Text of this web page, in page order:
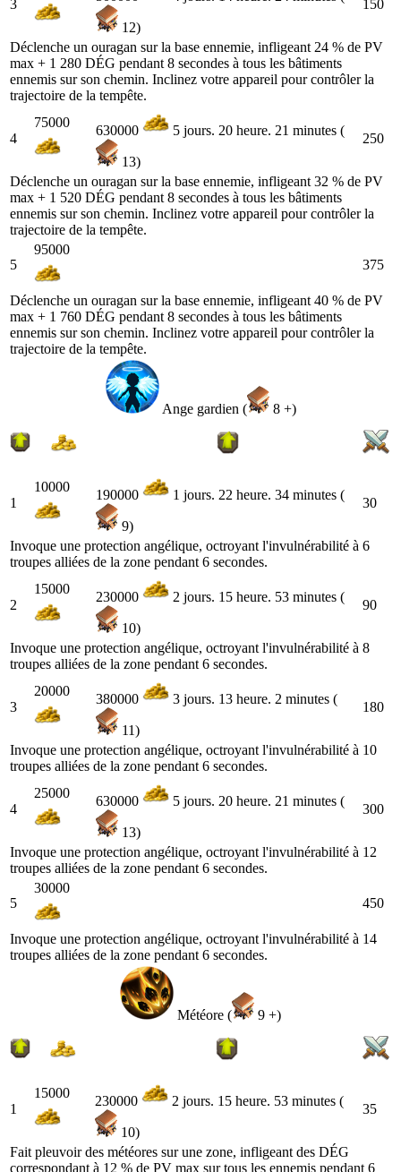
3
12)
150
Déclenche un ouragan sur la base ennemie, infligeant 24 % de PV
max + 1 280 DÉG pendant 8 secondes à tous les bâtiments
ennemis sur son chemin. Inclinez votre appareil pour contrôler la
trajectoire de la tempête.
4
75000
630000 5 jours. 20 heure. 21 minutes (
13)
250
Déclenche un ouragan sur la base ennemie, infligeant 32 % de PV
max + 1 520 DÉG pendant 8 secondes à tous les bâtiments
ennemis sur son chemin. Inclinez votre appareil pour contrôler la
trajectoire de la tempête.
5
95000
375
Déclenche un ouragan sur la base ennemie, infligeant 40 % de PV
max + 1 760 DÉG pendant 8 secondes à tous les bâtiments
ennemis sur son chemin. Inclinez votre appareil pour contrôler la
trajectoire de la tempête.
Ange gardien ( 8 +)
1
10000
190000 1 jours. 22 heure. 34 minutes (
9)
30
Invoque une protection angélique, octroyant l'invulnérabilité à 6
troupes alliées de la zone pendant 6 secondes.
2
15000
230000 2 jours. 15 heure. 53 minutes (
10)
90
Invoque une protection angélique, octroyant l'invulnérabilité à 8
troupes alliées de la zone pendant 6 secondes.
3
20000
380000 3 jours. 13 heure. 2 minutes (
11)
180
Invoque une protection angélique, octroyant l'invulnérabilité à 10
troupes alliées de la zone pendant 6 secondes.
4
25000
630000 5 jours. 20 heure. 21 minutes (
13)
300
Invoque une protection angélique, octroyant l'invulnérabilité à 12
troupes alliées de la zone pendant 6 secondes.
5
30000
450
Invoque une protection angélique, octroyant l'invulnérabilité à 14
troupes alliées de la zone pendant 6 secondes.
Météore ( 9 +)
1
15000
230000 2 jours. 15 heure. 53 minutes (
10)
35
Fait pleuvoir des météores sur une zone, infligeant des DÉG
correspondant à 12 % de PV max sur tous les ennemis pendant 6